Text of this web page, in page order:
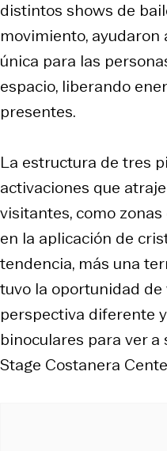
distintos shows de
movimiento, ayudaron
única para las
espacio, liberando
presentes.
La estructura de tres
activaciones que
visitantes, como
en la aplicación de
tendencia, más una
tuvo la oportunidad
perspectiva diferente
binoculares para ver
Stage Costanera